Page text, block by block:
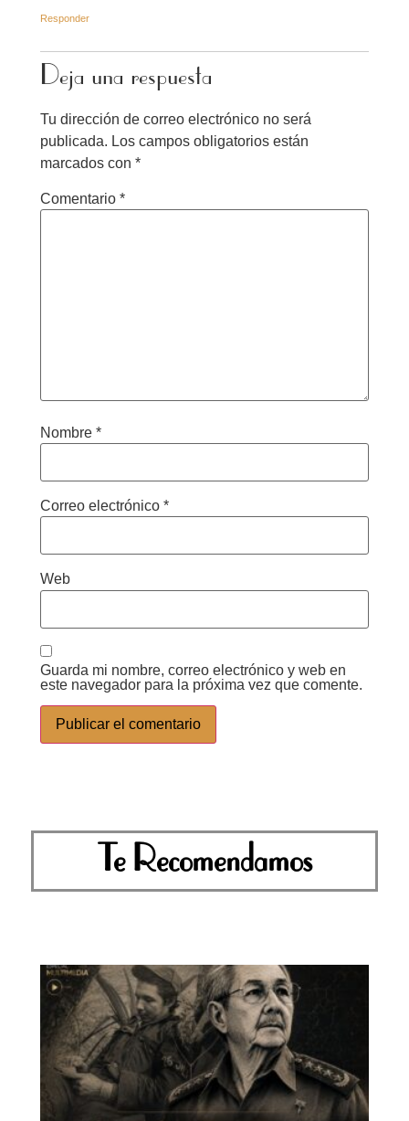
Responder
Deja una respuesta
Tu dirección de correo electrónico no será
publicada. Los campos obligatorios están
marcados con *
Comentario *
Nombre *
Correo electrónico *
Web
Guarda mi nombre, correo electrónico y web en
este navegador para la próxima vez que comente.
Te Recomendamos